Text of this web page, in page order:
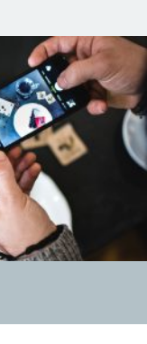
impulsionador
uma
para ter uma